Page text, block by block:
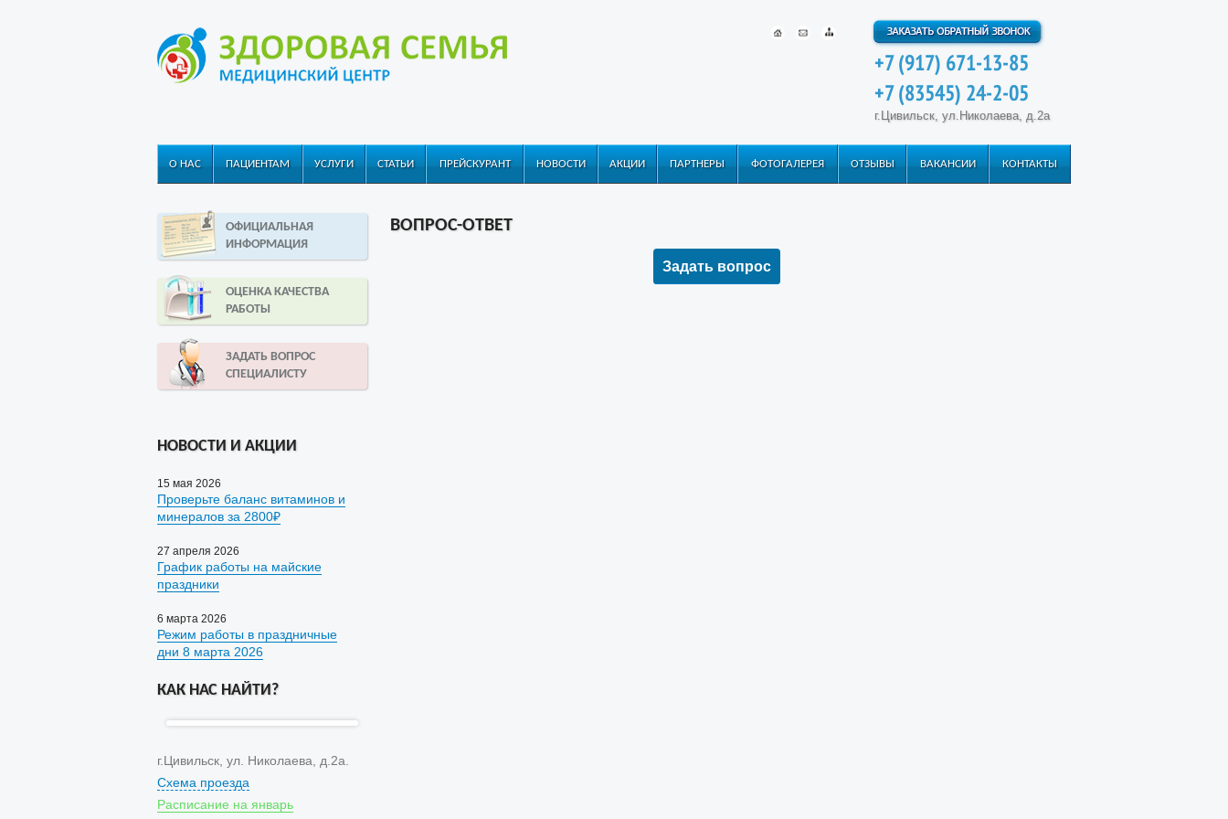
+7 (917) 671-13-85
+7 (83545) 24-2-05
г.Цивильск, ул.Николаева, д.2а
О НАС ПАЦИЕНТАМ УСЛУГИ СТАТЬИ ПРЕЙСКУРАНТ НОВОСТИ АКЦИИ ПАРТНЕРЫ ФОТОГАЛЕРЕЯ ОТЗЫВЫ ВАКАНСИИ КОНТАКТЫ
ВОПРОС-ОТВЕТ
Задать вопрос
ОФИЦИАЛЬНАЯ
ИНФОРМАЦИЯ
ОЦЕНКА КАЧЕСТВА
РАБОТЫ
ЗАДАТЬ ВОПРОС
СПЕЦИАЛИСТУ
НОВОСТИ И АКЦИИ
15 мая 2026
Проверьте баланс витаминов и
минералов за 2800₽
27 апреля 2026
График работы на майские
праздники
6 марта 2026
Режим работы в праздничные
дни 8 марта 2026
КАК НАС НАЙТИ?
г.Цивильск, ул. Николаева, д.2а.
Схема проезда
Расписание на январь